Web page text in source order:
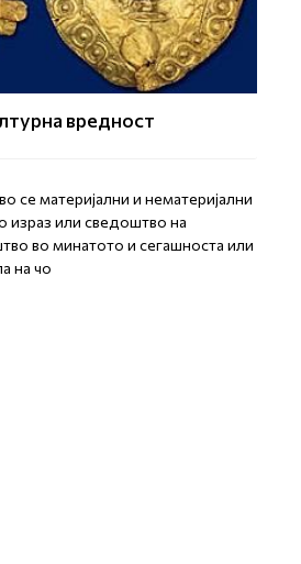
вредност
се материјални и нематеријални
израз или сведоштво на
во минатото и сегашноста или
на чо